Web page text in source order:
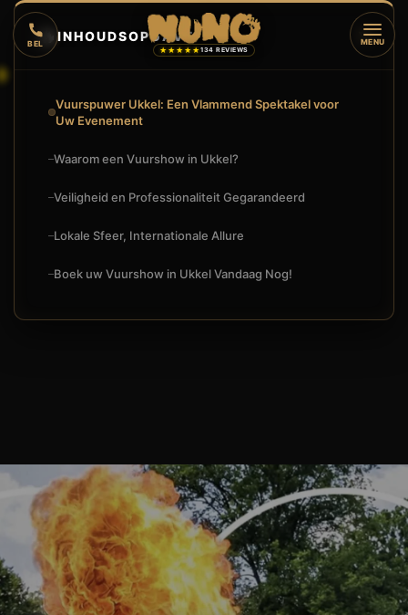
BEL
★★★★★134 REVIEWS
MENU
🐍REPTIELENSHOW
🔥INHOUDSOPGAVE ▼
Vuurspuwer Ukkel: Een Vlammend Spektakel voor
Uw Evenement
Waarom een Vuurshow in Ukkel?
Veiligheid en Professionaliteit Gegarandeerd
Lokale Sfeer, Internationale Allure
Boek uw Vuurshow in Ukkel Vandaag Nog!